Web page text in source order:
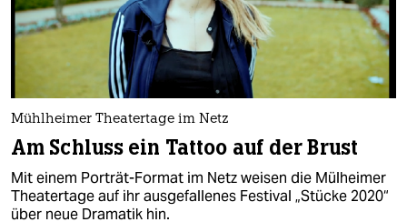
genossenschaft
epaper login
Mühlheimer Theatertage im Netz
Am Schluss ein Tattoo auf der Brust
Mit einem Porträt-Format im Netz weisen die Mülheimer
Theatertage auf ihr ausgefallenes Festival „Stücke 2020“
über neue Dramatik hin.